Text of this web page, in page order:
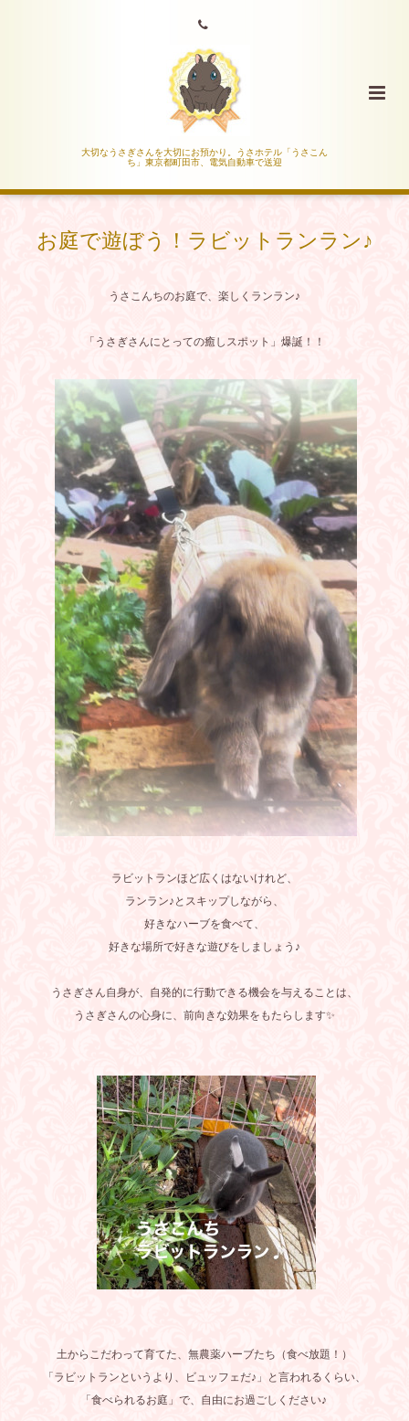
大切なうさぎさんを大切にお預かり。うさホテル「うさこん
ち」東京都町田市、電気自動車で送迎
お庭で遊ぼう！ラビットランラン♪
うさこんちのお庭で、楽しくランラン♪
「うさぎさんにとっての癒しスポット」爆誕！！
ラビットランほど広くはないけれど、
ランラン♪とスキップしながら、
好きなハーブを食べて、
好きな場所で好きな遊びをしましょう♪
うさぎさん自身が、自発的に行動できる機会を与えることは、
うさぎさんの心身に、前向きな効果をもたらします✨
土からこだわって育てた、無農薬ハーブたち（食べ放題！）
「ラビットランというより、ビュッフェだ♪」と言われるくらい、
「食べられるお庭」で、自由にお過ごしください♪